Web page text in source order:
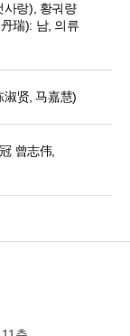
사랑), 황궈량
瑞): 남, 의류
淑贤, 马嘉慧)
曾志伟,